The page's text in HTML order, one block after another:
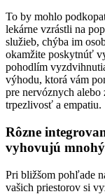
To by mohlo
lekárne vzrástli na
služieb, chýba im
okamžite poskytnúť
pohodlím
výhodu, ktorá vám
pre nervóznych
trpezlivosť a empatiu.
Rôzne
vyhovujú
Pri bližšom pohľade
vašich priestorov si